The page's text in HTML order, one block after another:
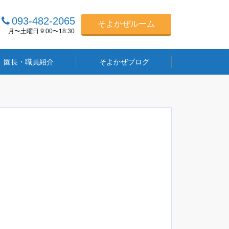
093-482-2065
月〜土曜日 9:00〜18:30
そよかぜルーム
園長・職員紹介 そよかぜブログ